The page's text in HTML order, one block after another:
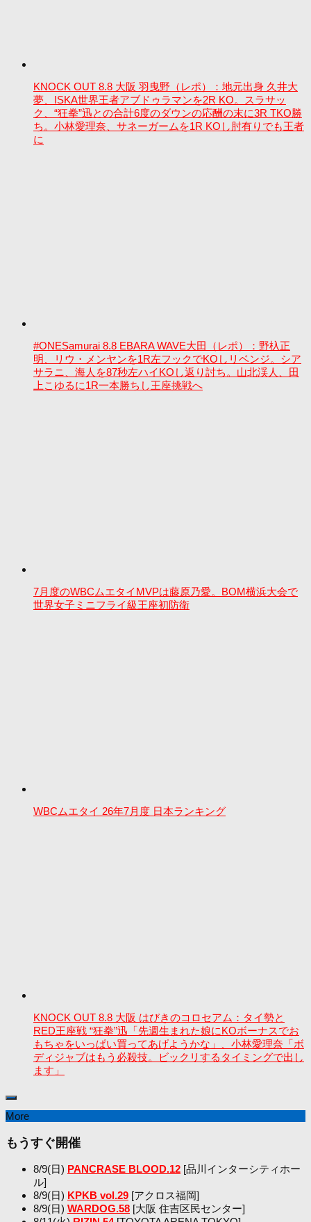
KNOCK OUT 8.8 大阪 羽曳野（レポ）：地元出身 久井大
夢、ISKA世界王者アブドゥラマンを2R KO。スラサッ
ク、“狂拳”迅との合計6度のダウンの応酬の末に3R TKO勝
ち。小林愛理奈、サネーガームを1R KOし肘有りでも王者
に
#ONESamurai 8.8 EBARA WAVE大田（レポ）：野杁正
明、リウ・メンヤンを1R左フックでKOしリベンジ。シア
サラニ、海人を87秒左ハイKOし返り討ち。山北渓人、田
上こゆるに1R一本勝ちし王座挑戦へ
7月度のWBCムエタイMVPは藤原乃愛。BOM横浜大会で
世界女子ミニフライ級王座初防衛
WBCムエタイ 26年7月度 日本ランキング
KNOCK OUT 8.8 大阪 はびきのコロセアム：タイ勢と
RED王座戦 “狂拳”迅「先週生まれた娘にKOボーナスでお
もちゃをいっぱい買ってあげようかな」、小林愛理奈「ボ
ディジャブはもう必殺技。ビックリするタイミングで出し
ます」
More
もうすぐ開催
8/9(日) PANCRASE BLOOD.12 [品川インターシティホー
ル]
8/9(日) KPKB vol.29 [アクロス福岡]
8/9(日) WARDOG.58 [大阪 住吉区民センター]